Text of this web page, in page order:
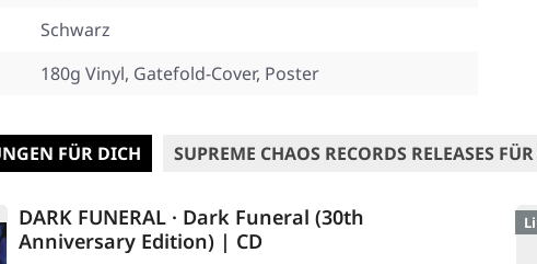
Schwarz
180g Vinyl, Gatefold-Cover, Poster
FÜR DICH SUPREME CHAOS RECORDS RELEASES
DARK FUNERAL · Dark Funeral (30th
Anniversary Edition) | CD